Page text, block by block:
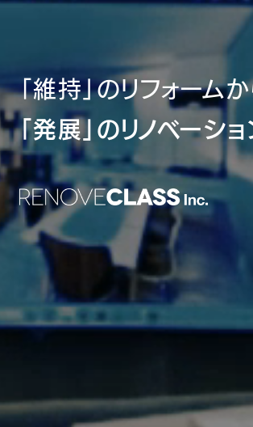
「維持」のリフォームか
「発展 のリノベーショ